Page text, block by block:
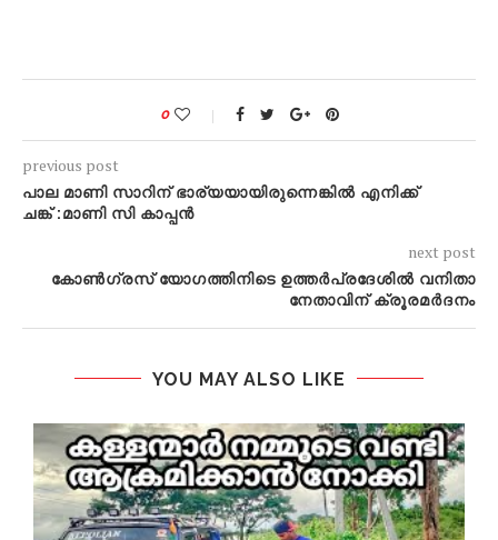
0
previous post
പാല മാണി സാറിന് ഭാര്യയായിരുന്നെങ്കില്‍ എനിക്ക്
ചങ്ക് :മാണി സി കാപ്പൻ
next post
കോൺഗ്രസ് യോഗത്തിനിടെ ഉത്തർപ്രദേശിൽ വനിതാ
നേതാവിന് ക്രൂരമർദനം
YOU MAY ALSO LIKE